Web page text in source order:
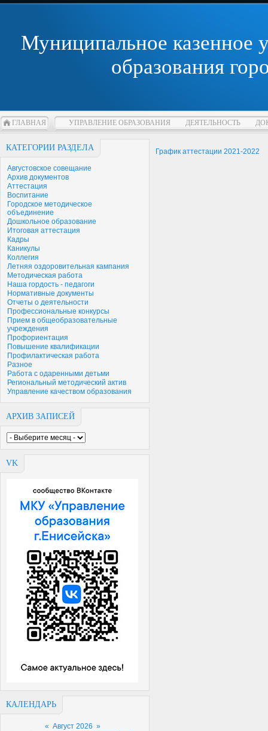
Муниципальное казенное
образования
ГЛАВНАЯ УПРАВЛЕНИЕ ОБРАЗОВАНИЯ ДЕЯТЕЛЬНОСТЬ
КАТЕГОРИИ РАЗДЕЛА
Августовское совещание
Архив документов
Аттестация
Воспитание
Городское методическое
объединение
Дошкольное образование
Итоговая аттестация
Кадры
Каникулы
Коллегия
Летняя оздоровительная кампания
Методическая работа
Наша гордость - педагоги
Нормативные документы
Отчеты о деятельности
Профессиональные конкурсы
Прием в общеобразовательные
учреждения
Профориентация
Повышение квалификации
Профилактическая работа
Разное
Работа с одаренными детьми
Региональный методический актив
Управление качеством образования
АРХИВ ЗАПИСЕЙ
VK
КАЛЕНДАРЬ
« Август 2026 »
График аттестации 2021-2022